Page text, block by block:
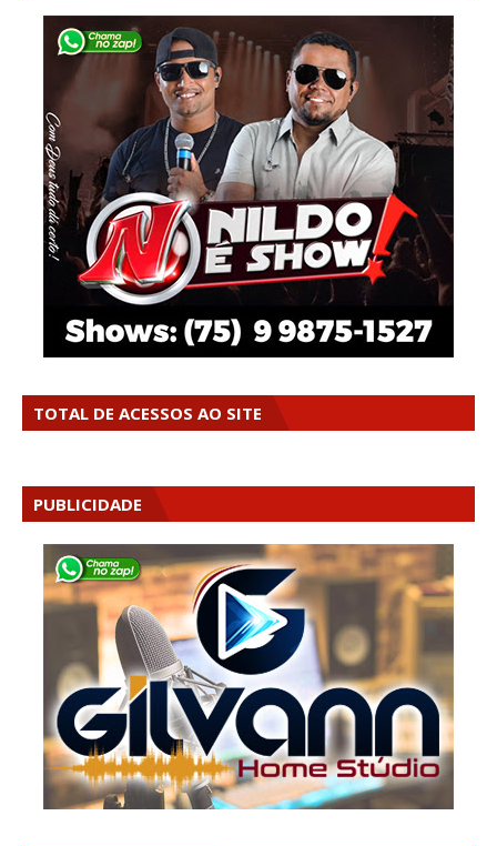
TOTAL DE ACESSOS AO SITE
PUBLICIDADE